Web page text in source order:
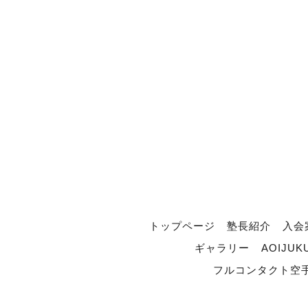
トップページ 塾長紹介
入
ギャラリー
フルコンタクト空